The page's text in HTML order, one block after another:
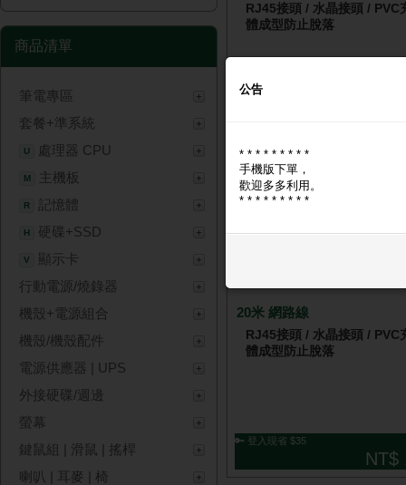
商品清單
筆電專區
套餐+準系統
U 處理器 CPU
M 主機板
R 記憶體
H 硬碟+SSD
V
顯示卡
行動電源/燒錄器
機殼+電源組合
機殼/機殼配件
電源供應器 | UPS
外接硬碟/週邊
螢幕
鍵鼠組 | 滑鼠 | 搖桿
喇叭 | 耳麥 | 椅
RJ45接頭 / 水晶接頭 / PVC
體成型防止脫落
20米 網路線
RJ45接頭 / 水晶接頭 / PVC
體成型防止脫落
🔑 登入現省 $35
NT$
公告
* * * * * * * * *
手機版下單，
歡迎多多利用。
* * * * * * * * *